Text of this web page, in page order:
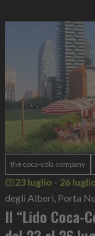
the coca-cola company
23 luglio - 26
degli Alberi, Porta
Il “Lido Coca-